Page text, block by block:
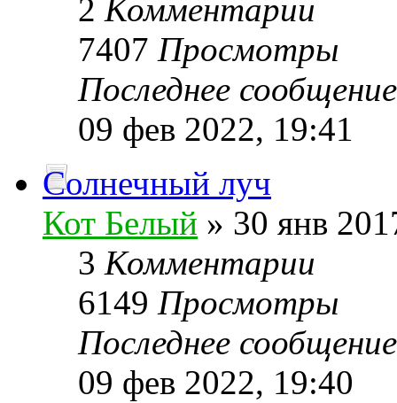
2 Комментарии
7407 Просмотры
Последнее
09 фев 2022, 19:41
Солнечный луч
Кот Белый » 30 янв
3 Комментарии
6149 Просмотры
Последнее
09 фев 2022, 19:40